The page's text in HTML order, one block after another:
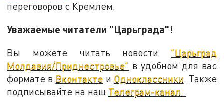
переговоров с Кремлем.
Уважаемые читатели "Царьграда"!
Вы можете читать новости "Царьград
Молдавия/Приднестровье" в удобном для вас
формате в Вконтакте и Одноклассники. Также
подписывайте на наш Телеграм-канал.